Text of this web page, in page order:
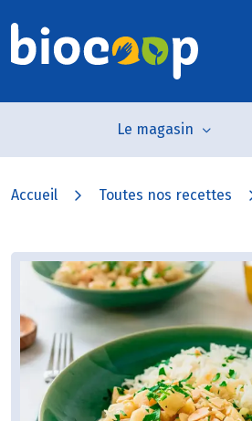
Le magasin
Accueil Toutes nos recettes